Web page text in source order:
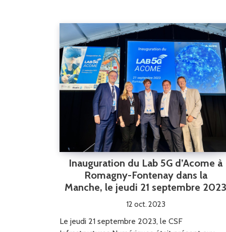
Inauguration du Lab 5G d’Acome à
Romagny-Fontenay dans la
Manche, le jeudi 21 septembre
12 oct. 2023
Le jeudi 21 septembre 2023, le CSF